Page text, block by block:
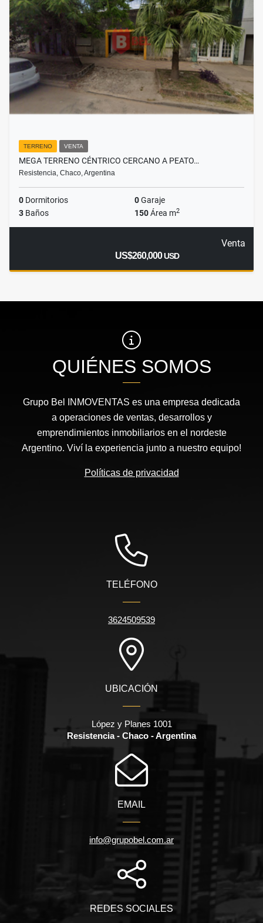
TERRENO VENTA
MEGA TERRENO CÉNTRICO CERCANO A PEATO…
Resistencia, Chaco, Argentina
0 Dormitorios 0Garaje
3 Baños 150Área m2
Venta
US$260,000USD
QUIÉNES SOMOS
Grupo Bel INMOVENTAS es una empresa dedicada
a operaciones de ventas, desarrollos y
emprendimientos inmobiliarios en el nordeste
Argentino. Viví la experiencia junto a nuestro equipo!
Políticas de privacidad
TELÉFONO
3624509539
UBICACIÓN
López y Planes 1001
Resistencia - Chaco - Argentina
EMAIL
info@grupobel.com.ar
REDES SOCIALES